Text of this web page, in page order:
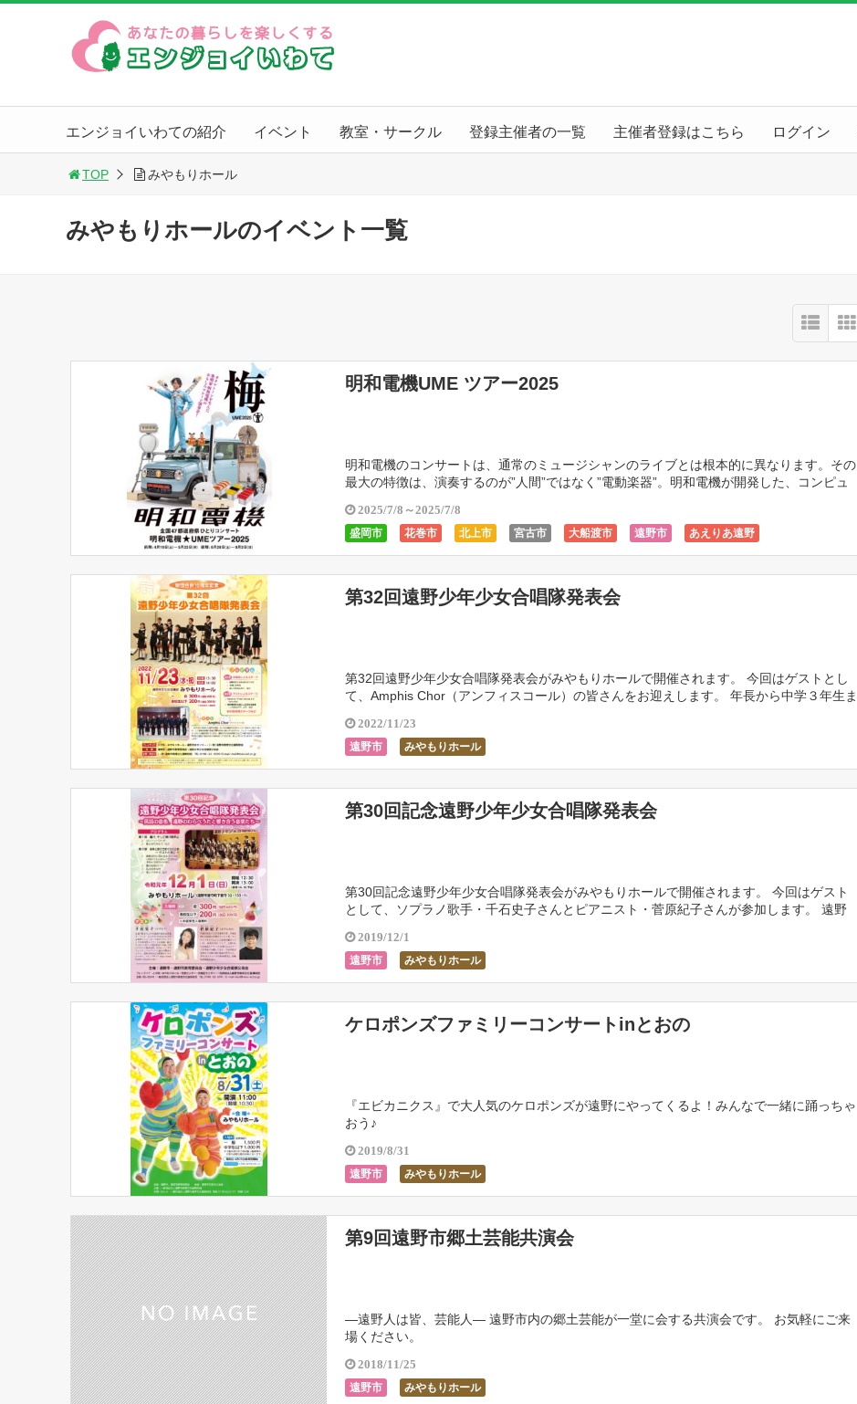
エンジョイいわての紹介 イベント 教室・サークル 登録主催者の一覧 主催者登録はこちら ログイン
TOP みやもりホール
みやもりホールのイベント一覧
明和電機UME ツアー2025
明和電機のコンサートは、通常のミュージシャンのライブとは根本的に異なります。その
最大の特徴は、演奏するのが”人間”ではなく”電動楽器”。明和電機が開発した、コンピュ
2025/7/8～2025/7/8
盛岡市 花巻市 北上市 宮古市 大船渡市 遠野市
あえりあ遠野
みやもりホール
遠野市民センター 一関市 陸前高田市 釜石市 奥州市 大槌町
第32回遠野少年少女合唱隊発表会
第32回遠野少年少女合唱隊発表会がみやもりホールで開催されます。 今回はゲストとし
て、Amphis Chor（アンフィスコール）の皆さんをお迎えします。 年長から中学３年生ま
2022/11/23
遠野市 みやもりホール
第30回記念遠野少年少女合唱隊発表会
第30回記念遠野少年少女合唱隊発表会がみやもりホールで開催されます。 今回はゲスト
として、ソプラノ歌手・千石史子さんとピアニスト・菅原紀子さんが参加します。 遠野
2019/12/1
遠野市 みやもりホール
ケロポンズファミリーコンサートinとおの
『エビカニクス』で大人気のケロポンズが遠野にやってくるよ！みんなで一緒に踊っちゃ
おう♪
2019/8/31
遠野市 みやもりホール
第9回遠野市郷土芸能共演会
―遠野人は皆、芸能人― 遠野市内の郷土芸能が一堂に会する共演会です。 お気軽にご来
場ください。
2018/11/25
遠野市 みやもりホール